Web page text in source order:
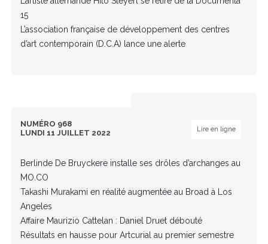
15
L’association française de développement des centres
d’art contemporain (D.C.A) lance une alerte
NUMÉRO 968
LUNDI 11 JUILLET 2022
Lire en ligne
Berlinde De Bruyckere installe ses drôles d’archanges au
MO.CO
Takashi Murakami en réalité augmentée au Broad à Los
Angeles
Affaire Maurizio Cattelan : Daniel Druet débouté
Résultats en hausse pour Artcurial au premier semestre